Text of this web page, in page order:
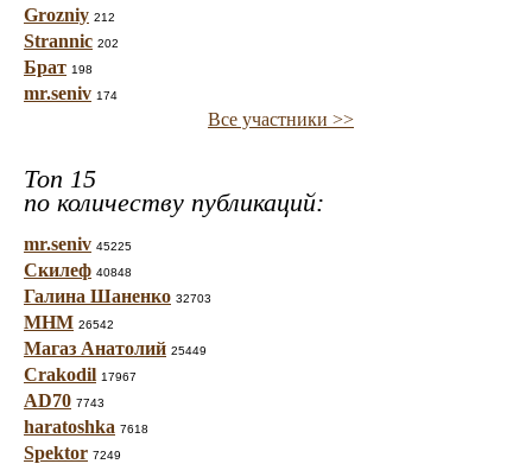
Grozniy 212
Strannic 202
Брат 198
mr.seniv 174
Все участники >>
Топ 15
по количеству публикаций:
mr.seniv 45225
Скилеф 40848
Галина Шаненко 32703
МНМ 26542
Магаз Анатолий 25449
Crakodil 17967
AD70 7743
haratoshka 7618
Spektor 7249